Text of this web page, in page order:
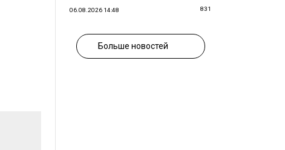
06.08.2026 14:48 831
Больше новостей